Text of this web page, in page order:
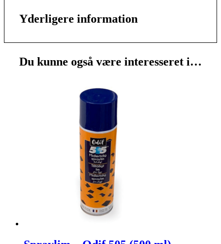
Yderligere information
Du kunne også være interesseret i…